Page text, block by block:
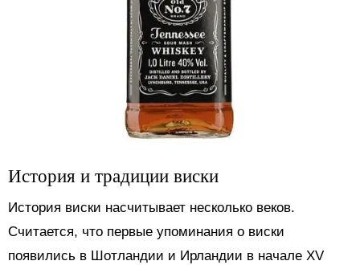
История и традиции виски
История виски насчитывает несколько веков.
Считается, что первые упоминания о виски
появились в Шотландии и Ирландии в начале XV